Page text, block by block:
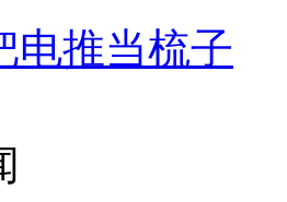
树
节热闹非凡
电推当梳子